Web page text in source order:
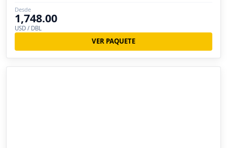
Desde
1,748.00
USD / DBL
VER PAQUETE